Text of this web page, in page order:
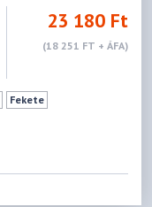
23 180 Ft
(18 251 FT + ÁFA)
Fekete